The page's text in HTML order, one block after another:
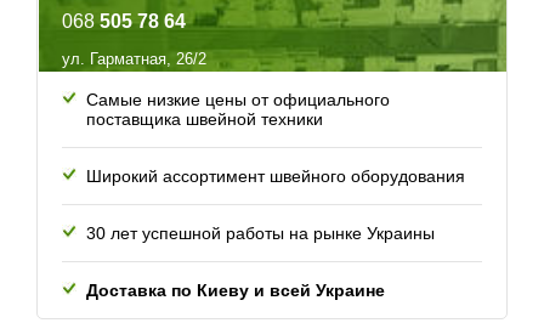
068 505 78 64
ул. Гарматная, 26/2
Самые низкие цены от официального
поставщика швейной техники
Широкий ассортимент швейного оборудования
30 лет успешной работы на рынке Украины
Доставка по Киеву и всей Украине